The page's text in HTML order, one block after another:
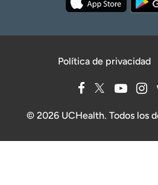
Política de privacidad
© 2026 UCHealth. Todos los